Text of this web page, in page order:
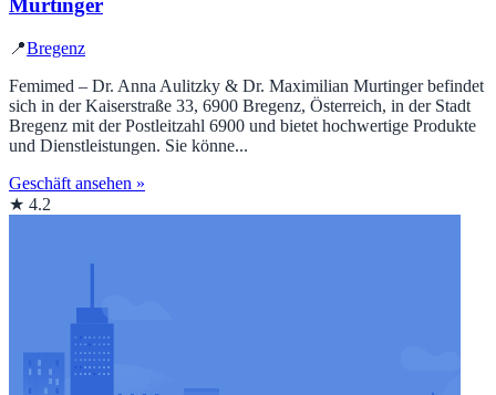
Murtinger
📍Bregenz
Femimed – Dr. Anna Aulitzky & Dr. Maximilian Murtinger befindet
sich in der Kaiserstraße 33, 6900 Bregenz, Österreich, in der Stadt
Bregenz mit der Postleitzahl 6900 und bietet hochwertige Produkte
und Dienstleistungen. Sie könne...
Geschäft ansehen »
★ 4.2